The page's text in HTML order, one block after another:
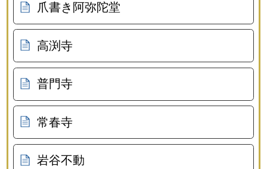
爪書き阿弥陀堂
高渕寺
普門寺
常春寺
岩谷不動